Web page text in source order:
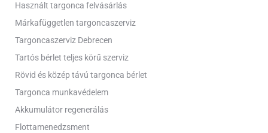
Használt targonca felvásárlás
Márkafüggetlen targoncaszerviz
Targoncaszerviz Debrecen
Tartós bérlet teljes körű szerviz
Rövid és közép távú targonca bérlet
Targonca munkavédelem
Akkumulátor regenerálás
Flottamenedzsment